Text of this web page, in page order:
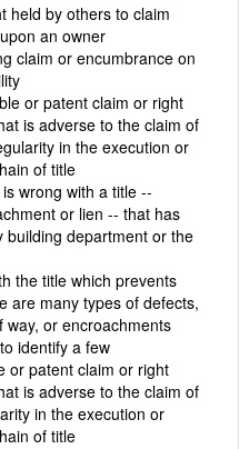
held by others to claim
an owner
claim or encumbrance on
or patent claim or right
is adverse to the claim of
in the execution or
of title
wrong with a title --
or lien -- that has
building department or the
the title which prevents
are many types of defects,
way, or encroachments
identify a few
or patent claim or right
is adverse to the claim of
in the execution or
of title